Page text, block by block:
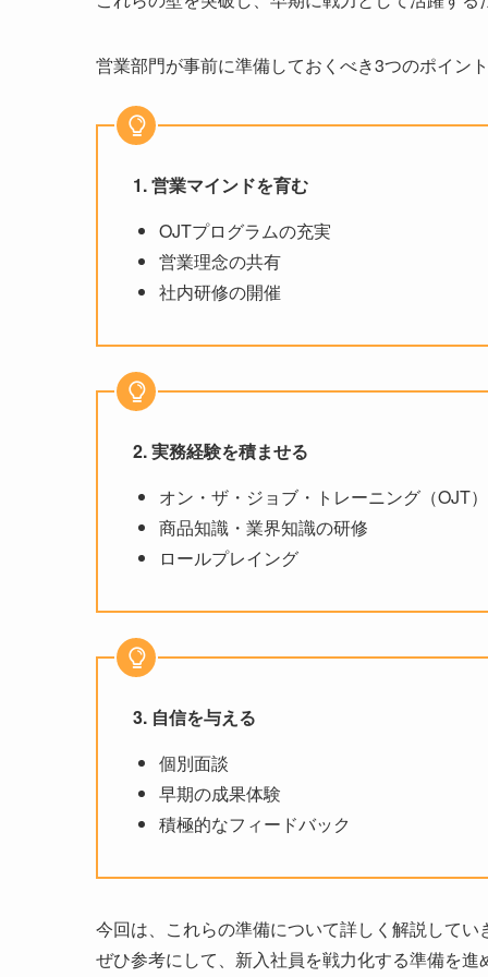
営業部門が事前に準備しておくべき3つのポイント
1. 営業マインドを育む
OJTプログラムの充実
営業理念の共有
社内研修の開催
2. 実務経験を積ませる
オン・ザ・ジョブ・トレーニング（OJT）
商品知識・業界知識の研修
ロールプレイング
3. 自信を与える
個別面談
早期の成果体験
積極的なフィードバック
今回は、これらの準備について詳しく解説してい
ぜひ参考にして、新入社員を戦力化する準備を進